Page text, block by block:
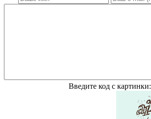
Введите код с картинки: